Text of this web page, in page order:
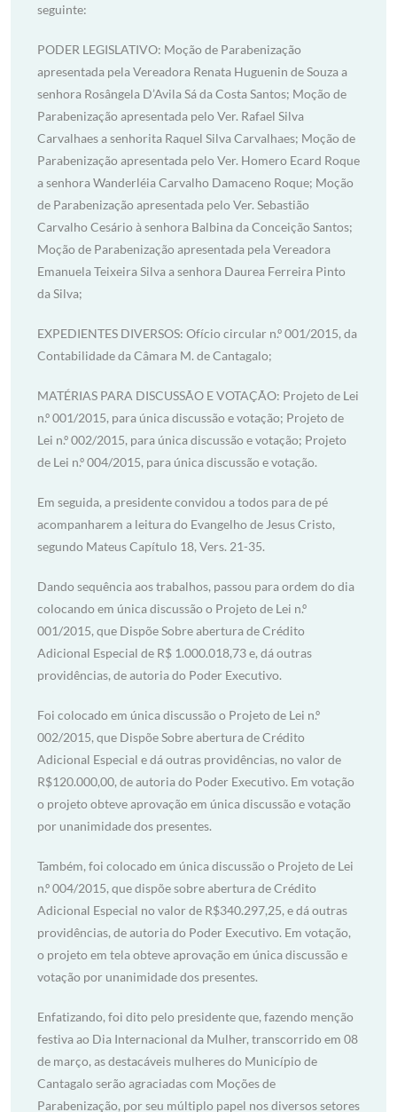
seguinte:
PODER LEGISLATIVO: Moção de Parabenização
apresentada pela Vereadora Renata Huguenin de Souza a
senhora Rosângela D’Avila Sá da Costa Santos; Moção de
Parabenização apresentada pelo Ver. Rafael Silva
Carvalhaes a senhorita Raquel Silva Carvalhaes; Moção de
Parabenização apresentada pelo Ver. Homero Ecard Roque
a senhora Wanderléia Carvalho Damaceno Roque; Moção
de Parabenização apresentada pelo Ver. Sebastião
Carvalho Cesário à senhora Balbina da Conceição Santos;
Moção de Parabenização apresentada pela Vereadora
Emanuela Teixeira Silva a senhora Daurea Ferreira Pinto
da Silva;
EXPEDIENTES DIVERSOS: Ofício circular n.º 001/2015, da
Contabilidade da Câmara M. de Cantagalo;
MATÉRIAS PARA DISCUSSÃO E VOTAÇÃO: Projeto de Lei
n.º 001/2015, para única discussão e votação; Projeto de
Lei n.º 002/2015, para única discussão e votação; Projeto
de Lei n.º 004/2015, para única discussão e votação.
Em seguida, a presidente convidou a todos para de pé
acompanharem a leitura do Evangelho de Jesus Cristo,
segundo Mateus Capítulo 18, Vers. 21-35.
Dando sequência aos trabalhos, passou para ordem do dia
colocando em única discussão o Projeto de Lei n.º
001/2015, que Dispõe Sobre abertura de Crédito
Adicional Especial de R$ 1.000.018,73 e, dá outras
providências, de autoria do Poder Executivo.
Foi colocado em única discussão o Projeto de Lei n.º
002/2015, que Dispõe Sobre abertura de Crédito
Adicional Especial e dá outras providências, no valor de
R$120.000,00, de autoria do Poder Executivo. Em votação
o projeto obteve aprovação em única discussão e votação
por unanimidade dos presentes.
Também, foi colocado em única discussão o Projeto de Lei
n.º 004/2015, que dispõe sobre abertura de Crédito
Adicional Especial no valor de R$340.297,25, e dá outras
providências, de autoria do Poder Executivo. Em votação,
o projeto em tela obteve aprovação em única discussão e
votação por unanimidade dos presentes.
Enfatizando, foi dito pelo presidente que, fazendo menção
festiva ao Dia Internacional da Mulher, transcorrido em 08
de março, as destacáveis mulheres do Município de
Cantagalo serão agraciadas com Moções de
Parabenização, por seu múltiplo papel nos diversos setores